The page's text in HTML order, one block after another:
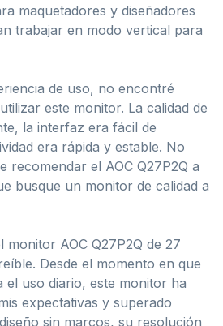
maquetadores y diseñadores
trabajar en modo vertical para
de uso, no encontré
este monitor. La calidad de
la interfaz era fácil de
era rápida y estable. No
recomendar el AOC Q27P2Q a
busque un monitor de calidad a
monitor AOC Q27P2Q de 27
Desde el momento en que
el uso diario, este monitor ha
expectativas y superado
sin marcos, su resolución